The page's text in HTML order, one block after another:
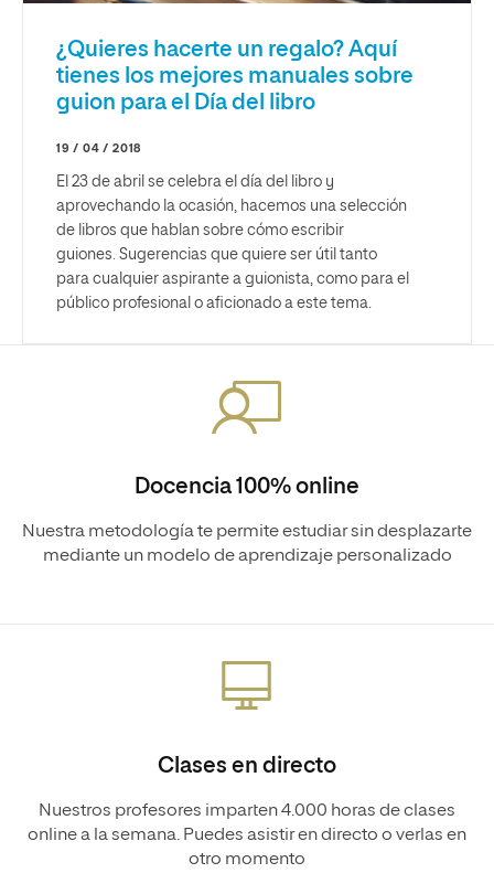
¿Quieres hacerte un regalo? Aquí
tienes los mejores manuales sobre
guion para el Día del libro
19 / 04 / 2018
El 23 de abril se celebra el día del libro y
aprovechando la ocasión, hacemos una selección
de libros que hablan sobre cómo escribir
guiones. Sugerencias que quiere ser útil tanto
para cualquier aspirante a guionista, como para el
público profesional o aficionado a este tema.
Docencia 100% online
Nuestra metodología te permite estudiar sin desplazarte
mediante un modelo de aprendizaje personalizado
Clases en directo
Nuestros profesores imparten 4.000 horas de clases
online a la semana. Puedes asistir en directo o verlas en
otro momento